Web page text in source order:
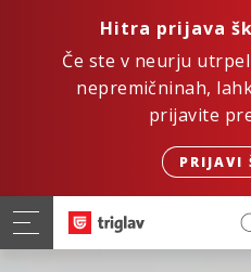
Hitra prijava
Če ste v neurju
nepremičninah,
prijavite
PRIJAVI